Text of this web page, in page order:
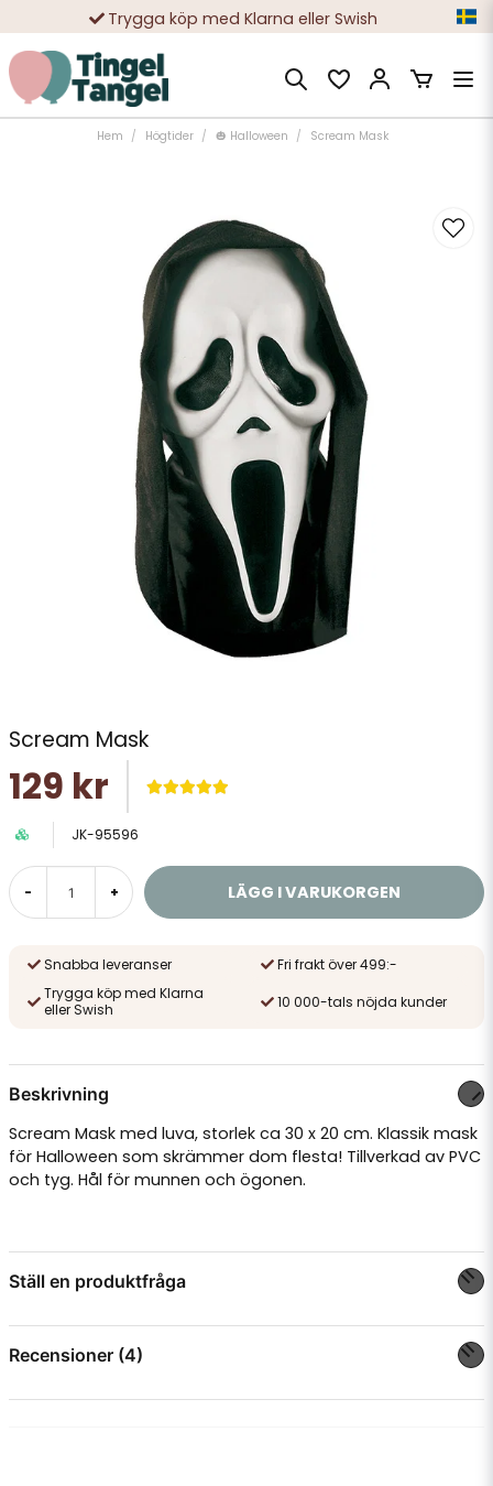
Trygga köp med Klarna eller Swish
10 000-tals nöjda kunder
Hem Högtider 🎃 Halloween Scream Mask
Scream Mask
129 kr
JK-95596
- + LÄGG I VARUKORGEN
Snabba leveranser
Fri frakt över 499:-
Trygga köp med Klarna
eller Swish
10 000-tals nöjda kunder
Beskrivning
Scream Mask med luva, storlek ca 30 x 20 cm. Klassik mask
för Halloween som skrämmer dom flesta! Tillverkad av PVC
och tyg. Hål för munnen och ögonen.
Ställ en produktfråga
Fråga oss något om denna produkten...
Recensioner (4)